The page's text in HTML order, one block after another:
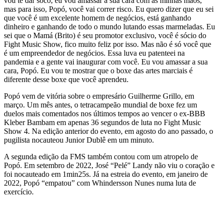
mas para isso, Popó, você vai correr risco. Eu quero dizer que eu sei
que você é um excelente homem de negócios, está ganhando
dinheiro e ganhando de todo o mundo lutando essas marmeladas. Eu
sei que o Mamá (Brito) é seu promotor exclusivo, você é sócio do
Fight Music Show, fico muito feliz por isso. Mas não é só você que
é um empreendedor de negócios. Essa luva eu ​​patenteei na
pandemia e a gente vai inaugurar com você. Eu vou amassar a sua
cara, Popó. Eu vou te mostrar que o boxe das artes marciais é
diferente desse boxe que você aprendeu.
Popó vem de vitória sobre o empresário Guilherme Grillo, em
março. Um mês antes, o tetracampeão mundial de boxe fez um
duelos mais comentados nos últimos tempos ao vencer o ex-BBB
Kleber Bambam em apenas 36 segundos de luta no Fight Music
Show 4. Na edição anterior do evento, em agosto do ano passado, o
pugilista nocauteou Junior Dublê em um minuto.
A segunda edição da FMS também contou com um atropelo de
Popó. Em setembro de 2022, José “Pelé” Landy não viu o coração e
foi nocauteado em 1min25s. Já na estreia do evento, em janeiro de
2022, Popó “empatou” com Whindersson Nunes numa luta de
exercício.